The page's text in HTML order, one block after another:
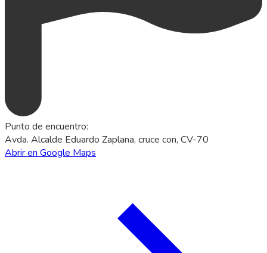
Punto de encuentro:
Avda. Alcalde Eduardo Zaplana, cruce con, CV-70
Abrir en Google Maps